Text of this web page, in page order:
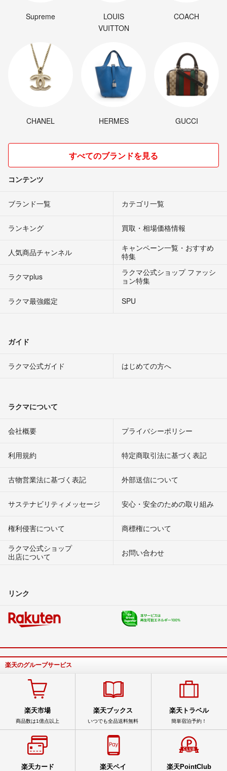
Supreme
LOUIS
VUITTON
COACH
CHANEL HERMES GUCCI
すべてのブランドを見る
コンテンツ
ブランド一覧 カテゴリ一覧
ランキング 買取・相場価格情報
人気商品チャンネル
キャンペーン一覧・おすすめ
特集
ラクマplus
ラクマ公式ショップ ファッシ
ョン特集
ラクマ最強鑑定
SPU
ガイド
ラクマ公式ガイド はじめての方へ
ラクマについて
会社概要 プライバシーポリシー
利用規約 特定商取引法に基づく表記
古物営業法に基づく表記 外部送信について
サステナビリティメッセージ 安心・安全のための取り組み
権利侵害について
商標権について
ラクマ公式ショップ
出店について
お問い合わせ
リンク
楽天のグループサービス
楽天市場
商品数は1億点以上
楽天ブックス
いつでも全品送料無料
楽天トラベル
簡単宿泊予約！
楽天カード 楽天ペイ 楽天PointClub